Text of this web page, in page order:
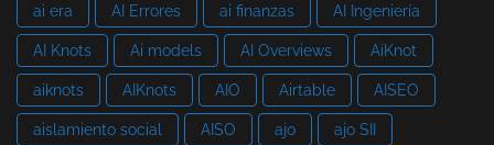
ai era AI Errores ai finanzas AI Ingeniería
AI Knots Ai models AI Overviews AiKnot
aiknots AIKnots AIO Airtable AISEO
aislamiento social AISO ajo ajo SII